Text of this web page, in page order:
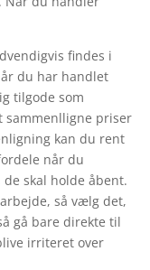
findes i
du har handlet
tilgode som
sammenlligne priser
kan du rent
når du
skal holde åbent.
så vælg det,
gå bare direkte til
irriteret over